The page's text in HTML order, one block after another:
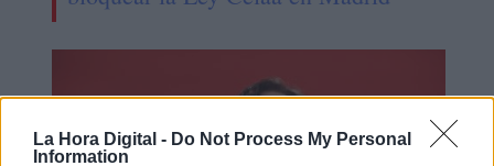
La Hora Digital - Do Not Process My Personal
Information